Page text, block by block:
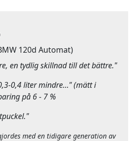
120d Automat)
en tydlig skillnad till det bättre."
0,4 liter mindre…" (mätt i
på 6 - 7 %
med en tidigare generation av